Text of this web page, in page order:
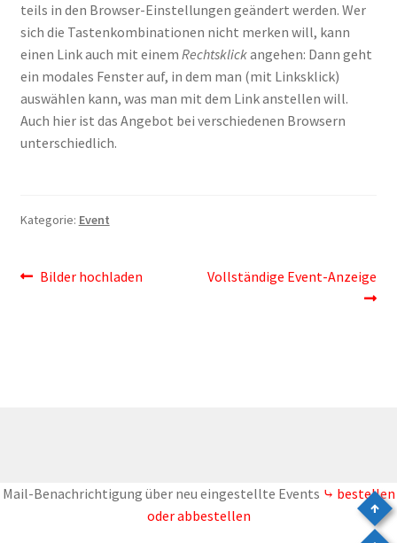
teils in den Browser-Einstellungen geändert werden. Wer
sich die Tastenkombinationen nicht merken will, kann
einen Link auch mit einem Rechtsklickangehen: Dann geht
ein modales Fenster auf, in dem man (mit Linksklick)
auswählen kann, was man mit dem Link anstellen will.
Auch hier ist das Angebot bei verschiedenen Browsern
unterschiedlich.
Kategorie: Event
Beitragsnavigation
Vorheriger
Bilder hochladen
Nächster
Vollständige Event-Anzeige
Mail-Benachrichtigung über neu eingestellte Events ⤷ bestellen
oder abbestellen